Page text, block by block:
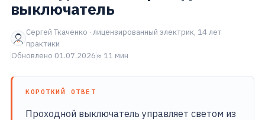
выключатель
Сергей Ткаченко · лицензированный электрик, 14 лет
практики
Обновлено 01.07.2026≈ 11 мин
КОРОТКИЙ ОТВЕТ
Проходной выключатель управляет светом из